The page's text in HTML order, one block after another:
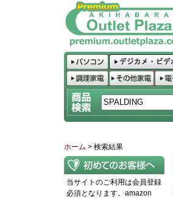
ホーム > 検索結果
当サイトのご利用は会員登録
必須となります。amazon